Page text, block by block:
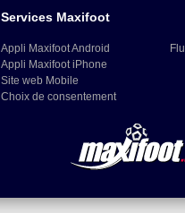
Services Maxifoot
Appli Maxifoot Android
Appli Maxifoot iPhone
Site web Mobile
Choix de consentement